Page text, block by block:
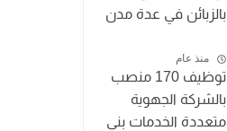
بالزبائن في عدة مدن
(Chargé de
Clientèle)
منذ عام
توظيف 170 منصب
بالشركة الجهوية
متعددة الخدمات بني